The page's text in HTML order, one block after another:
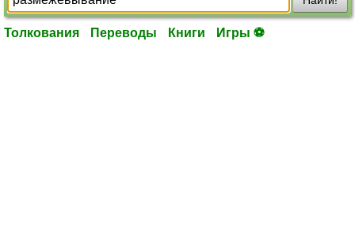
Толкования Переводы Книги Игры ⚽